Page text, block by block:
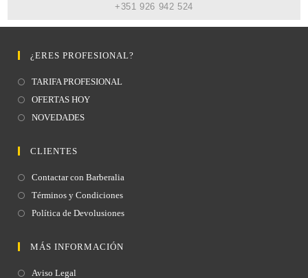
+351 926 942 524
MÁS INFORMACIÓN
Aviso Legal
CLIENTES
Contactar con Barberalia
Términos y Condiciones
Política de Devolusiones
¿ERES PROFESIONAL?
TARIFA PROFESIONAL
OFERTAS HOY
NOVEDADES